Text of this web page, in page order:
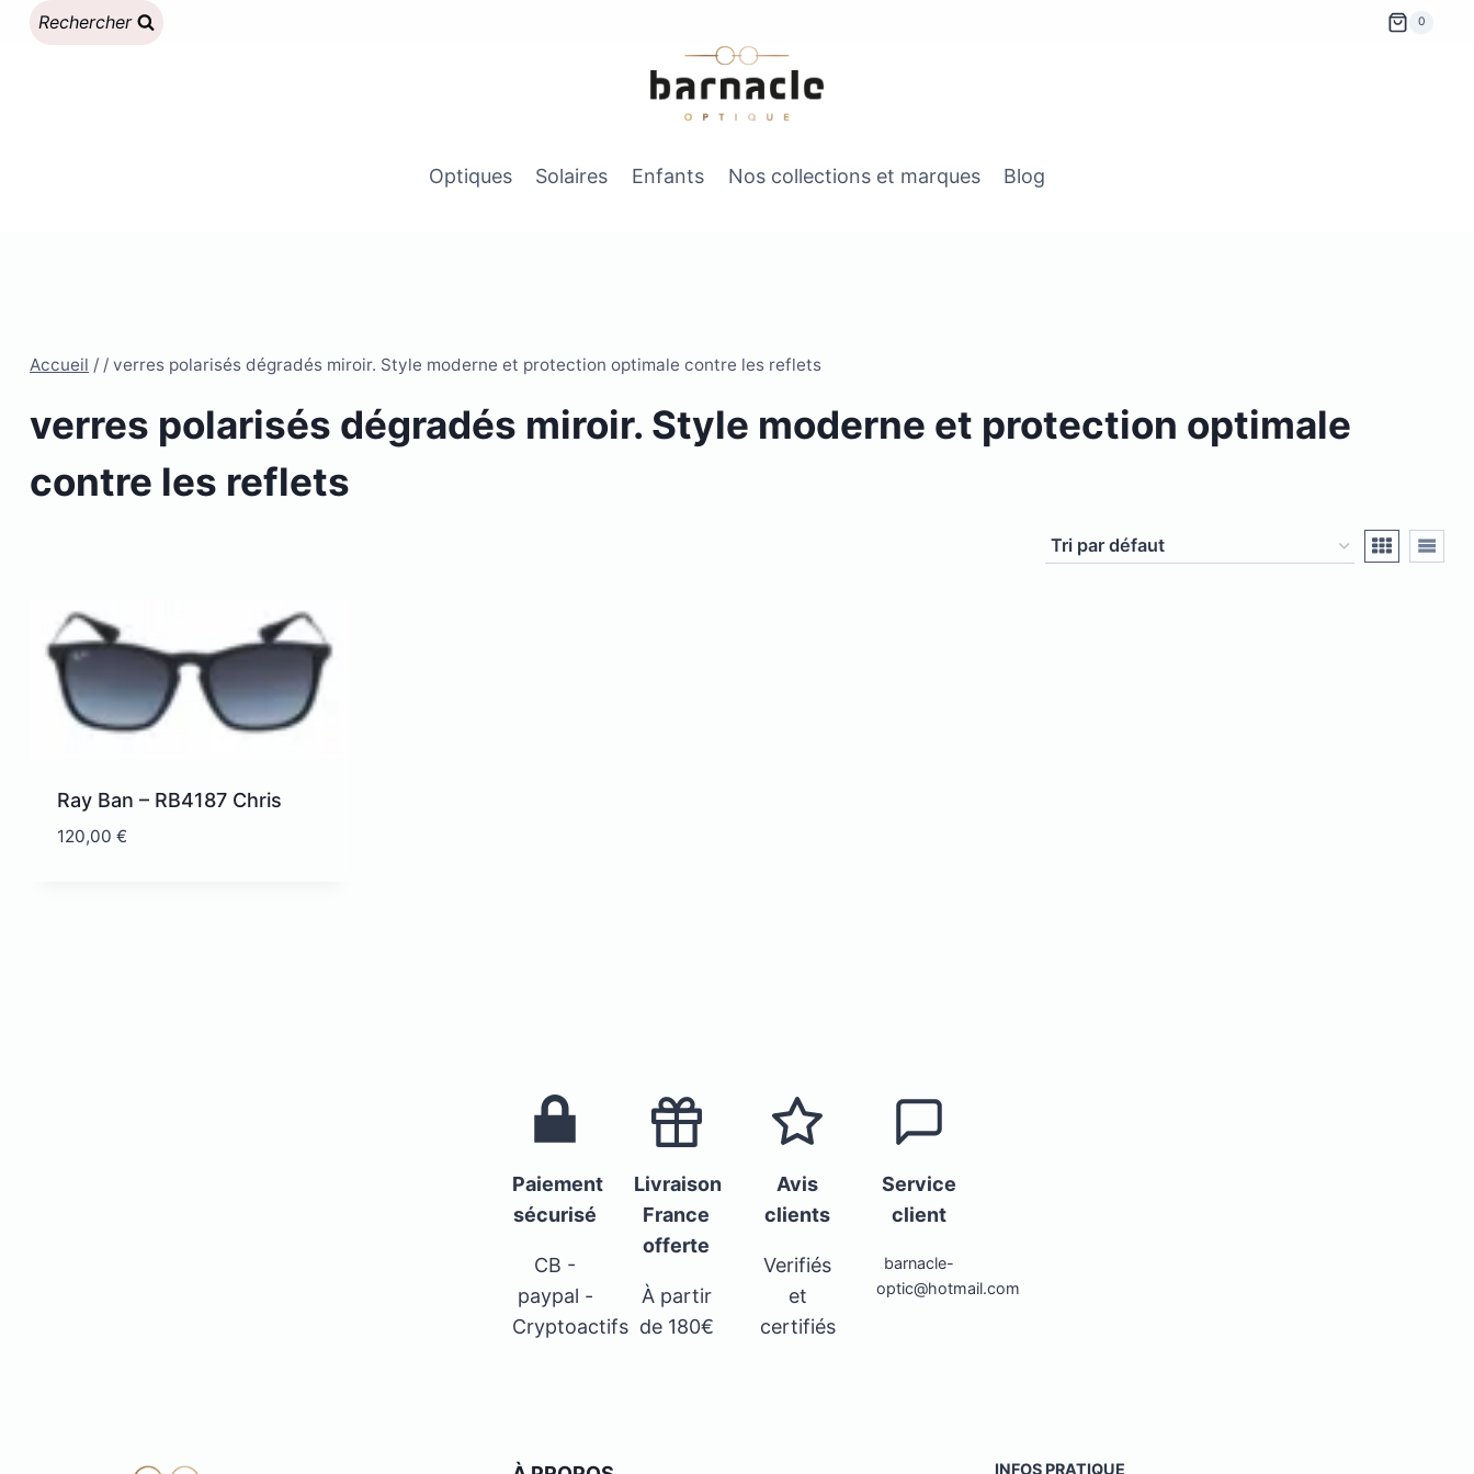
Rechercher 0
Optiques Solaires Enfants Nos collections et marques Blog
Accueil / / verres polarisés dégradés miroir. Style moderne et protection optimale contre les reflets
verres polarisés dégradés miroir. Style moderne et protection optimale
contre les reflets
Ray Ban – RB4187 Chris
120,00 €
Paiement
sécurisé
CB -
paypal -
Cryptoactifs
Livraison
France
offerte
À partir
de 180€
Avis
clients
Verifiés
et
certifiés
Service
client
barnacle-
optic@hotmail.com
INFOS PRATIQUE